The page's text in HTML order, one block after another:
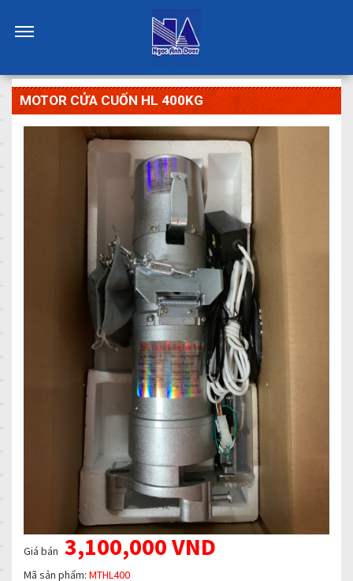
MOTOR CỬA CUỐN HL 400KG
Giá bán 3,100,000 VND
Mã sản phẩm: MTHL400